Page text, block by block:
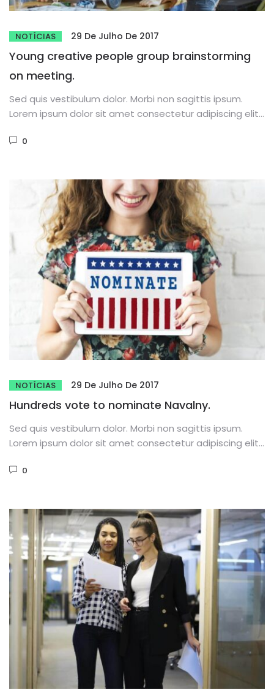
NOTÍCIAS 29 De Julho De 2017
Young creative people group brainstorming
on meeting.
Sed quis vestibulum dolor. Morbi non sagittis ipsum.
Lorem ipsum dolor sit amet consectetur adipiscing elit.
0
NOTÍCIAS 29 De Julho De 2017
Hundreds vote to nominate Navalny.
Sed quis vestibulum dolor. Morbi non sagittis ipsum.
Lorem ipsum dolor sit amet consectetur adipiscing elit.
0